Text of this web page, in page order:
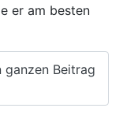
er am besten
ganzen Beitrag